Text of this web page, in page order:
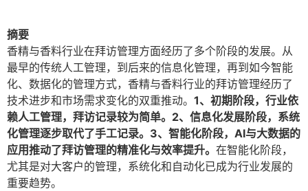
摘要
香精与香料行业在拜访管理方面经历了多个阶段的发展。从
最早的传统人工管理，到后来的信息化管理，再到如今智能
化、数据化的管理方式，香精与香料行业的拜访管理经历了
技术进步和市场需求变化的双重推动。 1、初期阶段，行业依
赖人工管理，拜访记录较为简单。2、信息化发展阶段，系统
化管理逐步取代了手工记录。3、智能化阶段，AI与大数据的
应用推动了拜访管理的精准化与效率提升。 在智能化阶段，
尤其是对大客户的管理，系统化和自动化已成为行业发展的
重要趋势。